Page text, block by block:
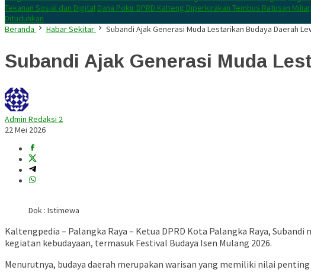
Tekanan Sosial dan Digital Dana Pokir DPRD Kalteng Diperkirakan Tembus Ratusan
Dituduhkan
Beranda
Habar Sekitar Subandi Ajak Generasi Muda Lestarikan Budaya Daerah
Subandi Ajak Generasi Muda
Admin Redaksi 2
22 Mei 2026
Dok : Istimewa
Kaltengpedia – Palangka Raya – Ketua DPRD Kota Palangka Raya, Subandi
kegiatan kebudayaan, termasuk Festival Budaya Isen Mulang 2026.
Menurutnya, budaya daerah merupakan warisan yang memiliki nilai